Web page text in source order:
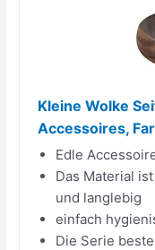
Kleine Wolke
Accessoires,
Edle
Das Material
und langlebig
einfach
Die Serie